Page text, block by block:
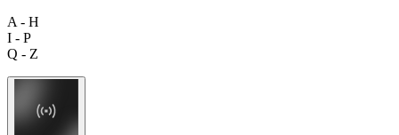
A - H
I - P
Q - Z